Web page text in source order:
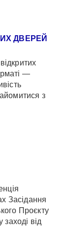
ДВЕРЕЙ
—
з
Засідання
Проєкту
від